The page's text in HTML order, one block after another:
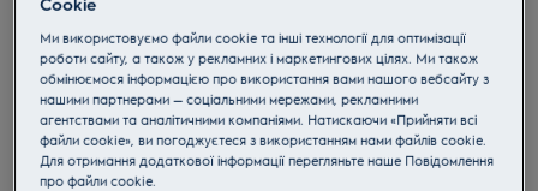
Торкніться, щоб збільшити
Ми використовуємо файли cookie та інші технології для оптимізації
роботи сайту, а також у рекламних і маркетингових цілях. Ми також
обмінюємося інформацією про використання вами нашого вебсайту з
нашими партнерами — соціальними мережами, рекламними
агентствами та аналітичними компаніями. Натискаючи «Прийняти всі
файли cookie», ви погоджуєтеся з використанням нами файлів cookie.
Для отримання додаткової інформації перегляньте наше Пoвідомлення
прo файли cookie.